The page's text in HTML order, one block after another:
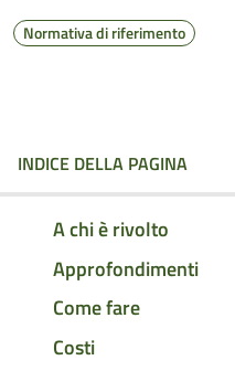
Normativa di riferimento
INDICE DELLA PAGINA
A chi è rivolto
Approfondimenti
Come fare
Costi